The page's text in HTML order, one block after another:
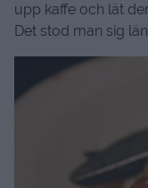
upp kaffe och lät
Det stod man sig